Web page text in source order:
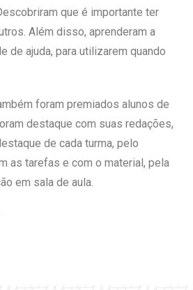
que é importante ter
Além disso, aprenderam a
de ajuda, para utilizarem quando
foram premiados alunos de
destaque com suas redações,
de cada turma, pelo
as tarefas e com o material, pela
em sala de aula.